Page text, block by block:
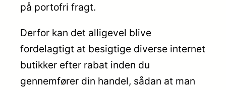
på portofri fragt.
Derfor kan det alligevel blive
fordelagtigt at besigtige diverse internet
butikker efter rabat inden du
gennemfører din handel, sådan at man